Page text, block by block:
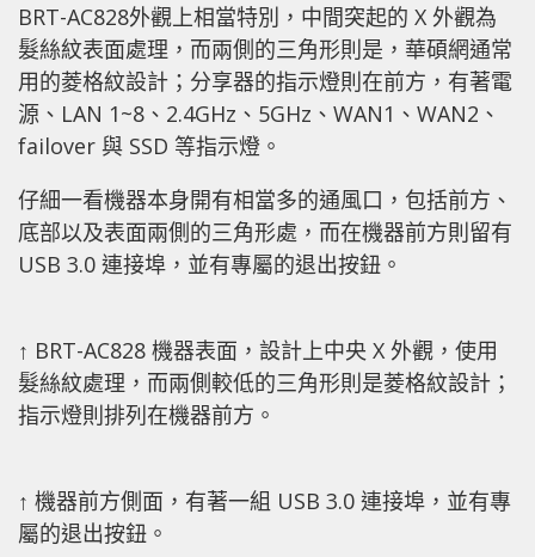
BRT-AC828外觀上相當特別，中間突起的 X 外觀為
髮絲紋表面處理，而兩側的三角形則是，華碩網通常
用的菱格紋設計；分享器的指示燈則在前方，有著電
源、LAN 1~8、2.4GHz、5GHz、WAN1、WAN2、
failover 與 SSD 等指示燈。
仔細一看機器本身開有相當多的通風口，包括前方、
底部以及表面兩側的三角形處，而在機器前方則留有
USB 3.0 連接埠，並有專屬的退出按鈕。
↑ BRT-AC828 機器表面，設計上中央 X 外觀，使用
髮絲紋處理，而兩側較低的三角形則是菱格紋設計；
指示燈則排列在機器前方。
↑ 機器前方側面，有著一組 USB 3.0 連接埠，並有專
屬的退出按鈕。